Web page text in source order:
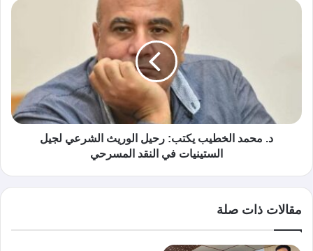
د. محمد الخطيب يكتب: رحيل الوريث الشرعي لجيل
الستينيات في النقد المسرحي
مقالات ذات صلة